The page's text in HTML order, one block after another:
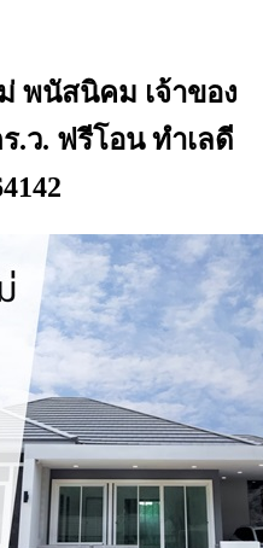
พนัสนิคม เจ้าของ
ร.ว. ฟรีโอน ทำเลดี